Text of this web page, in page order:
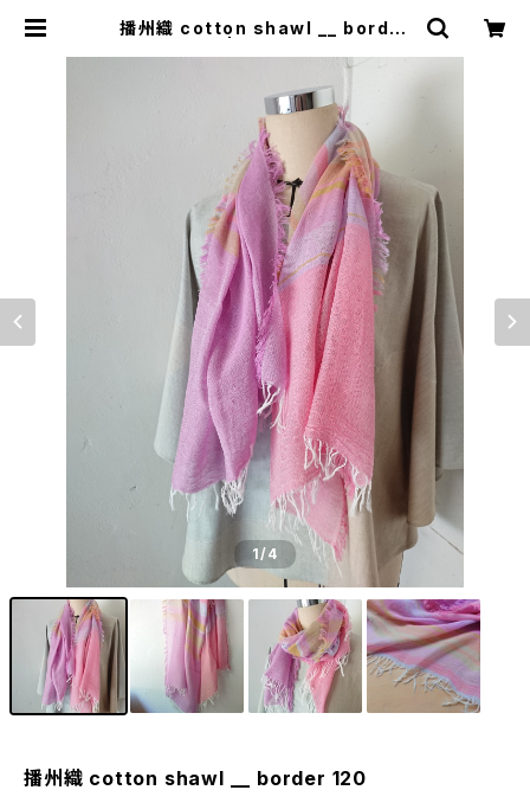
播州織 cotton shawl __ border
1/4
播州織 cotton shawl __ border 120